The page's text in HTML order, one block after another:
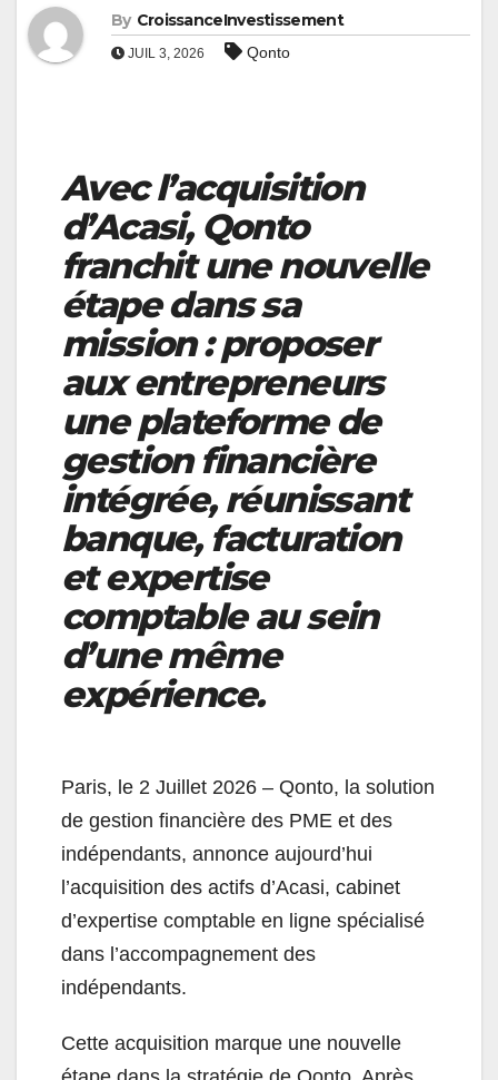
By CroissanceInvestissement
JUIL 3, 2026 Qonto
Avec l’acquisition
d’Acasi, Qonto
franchit une nouvelle
étape dans sa
mission : proposer
aux entrepreneurs
une plateforme de
gestion financière
intégrée, réunissant
banque, facturation
et expertise
comptable au sein
d’une même
expérience.
Paris, le 2 Juillet 2026 – Qonto, la solution
de gestion financière des PME et des
indépendants, annonce aujourd’hui
l’acquisition des actifs d’Acasi, cabinet
d’expertise comptable en ligne spécialisé
dans l’accompagnement des
indépendants.
Cette acquisition marque une nouvelle